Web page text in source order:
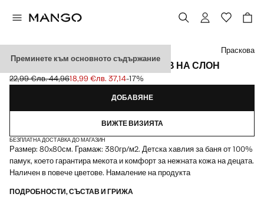
Преминете към основното съдържание
ДЕТСКА КЪРПА ЗА БАНЯ С МОТИВ НА СЛОН
Задраскана първоначална цена [22,99 € лв. 44,96]
22,99 €лв. 44,96
Текуща цена [18,99 € лв. 37,14]
18,99 €лв. 37,14-17%
Изберете цвят
Праскова
ДОБАВЯНЕ
ВИЖТЕ ВИЗИЯТА
БЕЗПЛАТНА ДОСТАВКА ДО МАГАЗИН
Размер: 80x80см. Грамаж: 380гр/м2. Детска хавлия за баня от 100%
памук, което гарантира мекота и комфорт за нежната кожа на децата.
Наличен в повече цветове. Намаление на продукта
ПОДРОБНОСТИ, СЪСТАВ И ГРИЖА